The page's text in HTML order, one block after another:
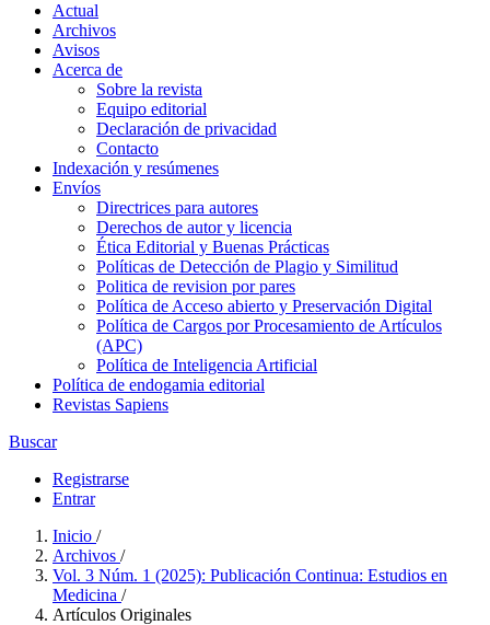
Actual
Archivos
Avisos
Acerca de
Sobre la revista
Equipo editorial
Declaración de privacidad
Contacto
Indexación y resúmenes
Envíos
Directrices para autores
Derechos de autor y licencia
Ética Editorial y Buenas Prácticas
Políticas de Detección de Plagio y Similitud
Politica de revision por pares
Política de Acceso abierto y Preservación Digital
Política de Cargos por Procesamiento de Artículos
(APC)
Política de Inteligencia Artificial
Política de endogamia editorial
Revistas Sapiens
Buscar
Registrarse
Entrar
Inicio /
Archivos /
Vol. 3 Núm. 1 (2025): Publicación Continua: Estudios en
Medicina /
Artículos Originales